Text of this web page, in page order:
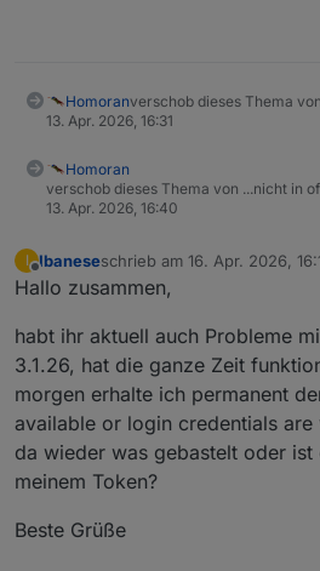
Homoranverschob dieses Thema
13. Apr. 2026, 16:31
Homoran
verschob dieses Thema von ...nicht in
13. Apr. 2026, 16:40
I
Offline
Ibaneseschrieb am 16. Apr. 2026,
zuletzt editiert von
Hallo zusammen,
habt ihr aktuell auch Probleme
3.1.26, hat die ganze Zeit
morgen erhalte ich permanent
available or login credentials
da wieder was gebastelt oder ist
meinem Token?
Beste Grüße